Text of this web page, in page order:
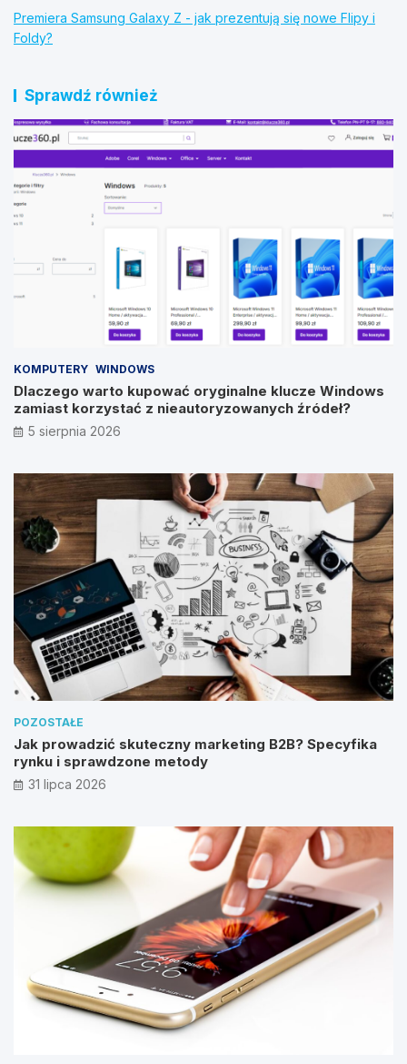
Premiera Samsung Galaxy Z - jak prezentują się nowe Flipy i
Foldy?
Sprawdź również
KOMPUTERY WINDOWS
Dlaczego warto kupować oryginalne klucze Windows
zamiast korzystać z nieautoryzowanych źródeł?
5 sierpnia 2026
POZOSTAŁE
Jak prowadzić skuteczny marketing B2B? Specyfika
rynku i sprawdzone metody
31 lipca 2026